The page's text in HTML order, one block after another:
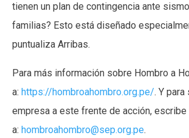
tienen un plan de contingencia ante
familias? Esto está diseñado
puntualiza Arribas.
Para más información sobre Hombro a
a: https://hombroahombro.org.pe/. Y para
empresa a este frente de acción, escribe
a: hombroahombro@sep.org.pe.